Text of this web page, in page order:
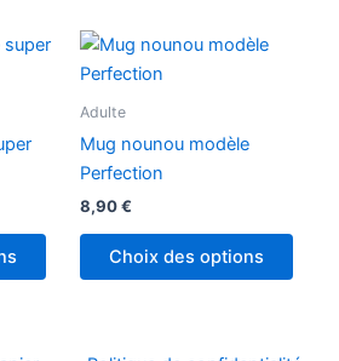
Adulte
Mug nounou modèle
Perfection
8,90€
Choix des options